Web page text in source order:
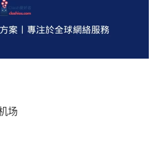
场